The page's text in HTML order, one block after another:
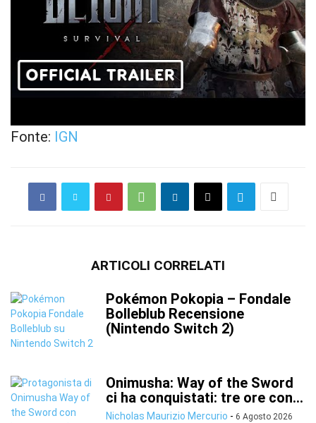
Fonte: IGN
ARTICOLI CORRELATI
Pokémon Pokopia – Fondale
Bolleblub Recensione
(Nintendo Switch 2)
Onimusha: Way of the Sword
ci ha conquistati: tre ore con...
Nicholas Maurizio Mercurio - 6 Agosto 2026